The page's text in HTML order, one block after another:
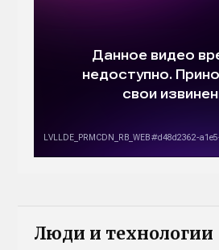
Люди и технологии